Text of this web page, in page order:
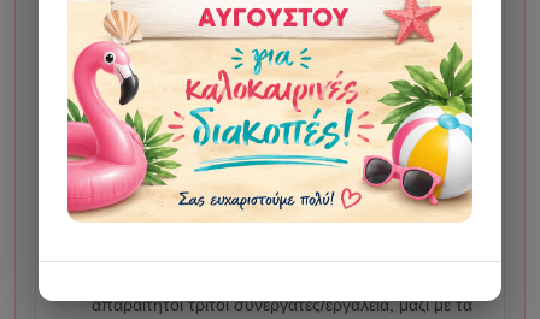
αποτέλεσμα σε σχέση με το αρχικό σχέδιο, μπορεί
να υπάρξει επιπλέον χρέωση 5€ για custom
σχεδίαση. Η χρέωση γίνεται μόνο κατόπιν
ενημέρωσης και έγκρισης από τον πελάτη.
Σε κάποια σχέδια μπορεί να χρησιμοποιηθεί
τεχνητή νοημοσύνη για την παραγωγή της εικόνας.
Σε απεικόνιση ανθρώπου ενδέχεται να υπάρξει
μικρή αλλοίωση. Με την αποστολή φωτογραφίας ή
οδηγιών επιβεβαιώνετε ότι έχετε τα δικαιώματα
απαραίτητοι τρίτοι συνεργάτες/εργαλεία, μαζί με τα